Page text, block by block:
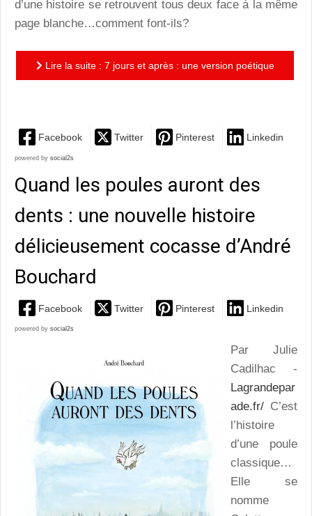
d’une histoire se retrouvent tous deux face à la même
page blanche…comment font-ils?
Lire la suite : 7 jours et après : une version poétique
Facebook Twitter Pinterest Linkedin
powered by social2s
Quand les poules auront des
dents : une nouvelle histoire
délicieusement cocasse d’André
Bouchard
Facebook Twitter Pinterest Linkedin
powered by social2s
Par Julie
Cadilhac -
Lagrandepar
ade.fr/ C’est
l’histoire
d’une poule
classique…
Elle se
nomme